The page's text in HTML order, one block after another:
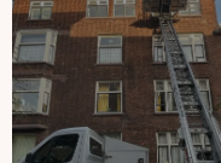
Verhuislift
huren
Breng je verhuizing
grote hoogte met onze